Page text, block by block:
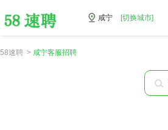
咸宁 [切换城市]
58速聘 > 咸宁客服招聘